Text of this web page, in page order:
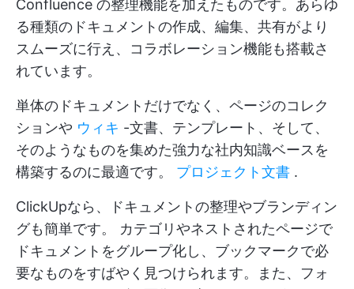
Confluence の整理機能を加えたものです。あらゆ
る種類のドキュメントの作成、編集、共有がより
スムーズに行え、コラボレーション機能も搭載さ
れています。
単体のドキュメントだけでなく、ページのコレク
ションや ウィキ -文書、テンプレート、そして、
そのようなものを集めた強力な社内知識ベースを
構築するのに最適です。 プロジェクト文書 .
ClickUpなら、ドキュメントの整理やブランディン
グも簡単です。 カテゴリやネストされたページで
ドキュメントをグループ化し、ブックマークで必
要なものをすばやく見つけられます。また、フォ